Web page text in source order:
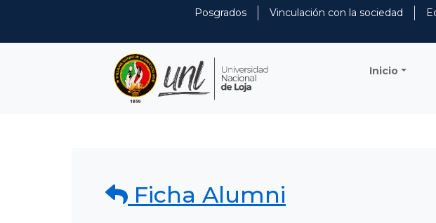
Posgrados Vinculación con la sociedad
Inicio
Ficha Alumni